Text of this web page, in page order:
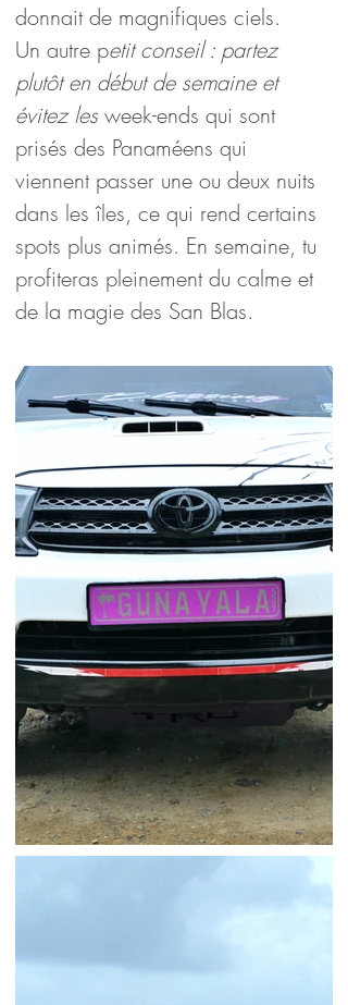
donnait de magnifiques ciels.
Un autre petit conseil : partez
plutôt en début de semaine et
évitez les week-ends qui sont
prisés des Panaméens qui
viennent passer une ou deux nuits
dans les îles, ce qui rend certains
spots plus animés. En semaine, tu
profiteras pleinement du calme et
de la magie des San Blas.